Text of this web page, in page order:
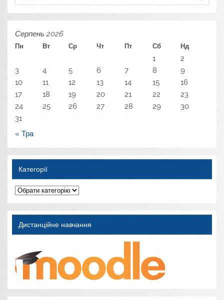
Серпень 2026
Пн Вт Ср Чт Пт Сб Нд
« Тра
1
2
3
4 5 6 7 8
9
10
11 12 13 14 15
16
17
18 19 20 21 22
23
24
25 26 27 28 29
30
31
Категорії
Категорії
Дистанційне навчання